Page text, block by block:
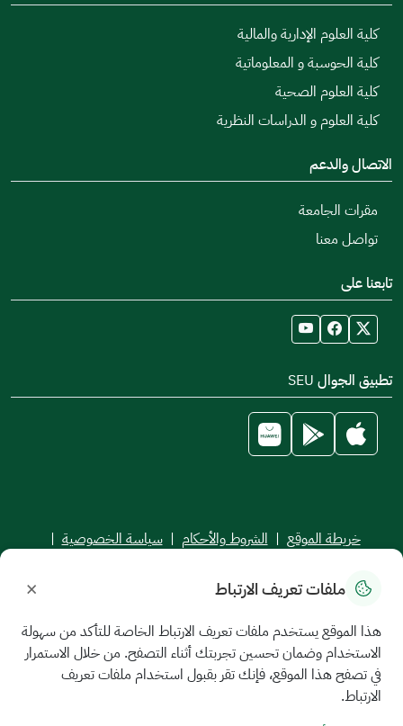
كلية العلوم الإدارية والمالية
كلية الحوسبة و المعلوماتية
كلية العلوم الصحية
كلية العلوم و الدراسات النظرية
الاتصال والدعم
مقرات الجامعة
تواصل معنا
تابعنا على
تطبيق الجوال SEU
خريطة الموقع | الشروط والأحكام | سياسة الخصوصية |
جميع الحقوق محفوظة للجامعة السعودية الإلكترونية © 2026
ملفات تعريف الارتباط ×
هذا الموقع يستخدم ملفات تعريف الارتباط الخاصة للتأكد من سهولة
الاستخدام وضمان تحسين تجربتك أثناء التصفح. من خلال الاستمرار
في تصفح هذا الموقع، فإنك تقر بقبول استخدام ملفات تعريف
الارتباط.